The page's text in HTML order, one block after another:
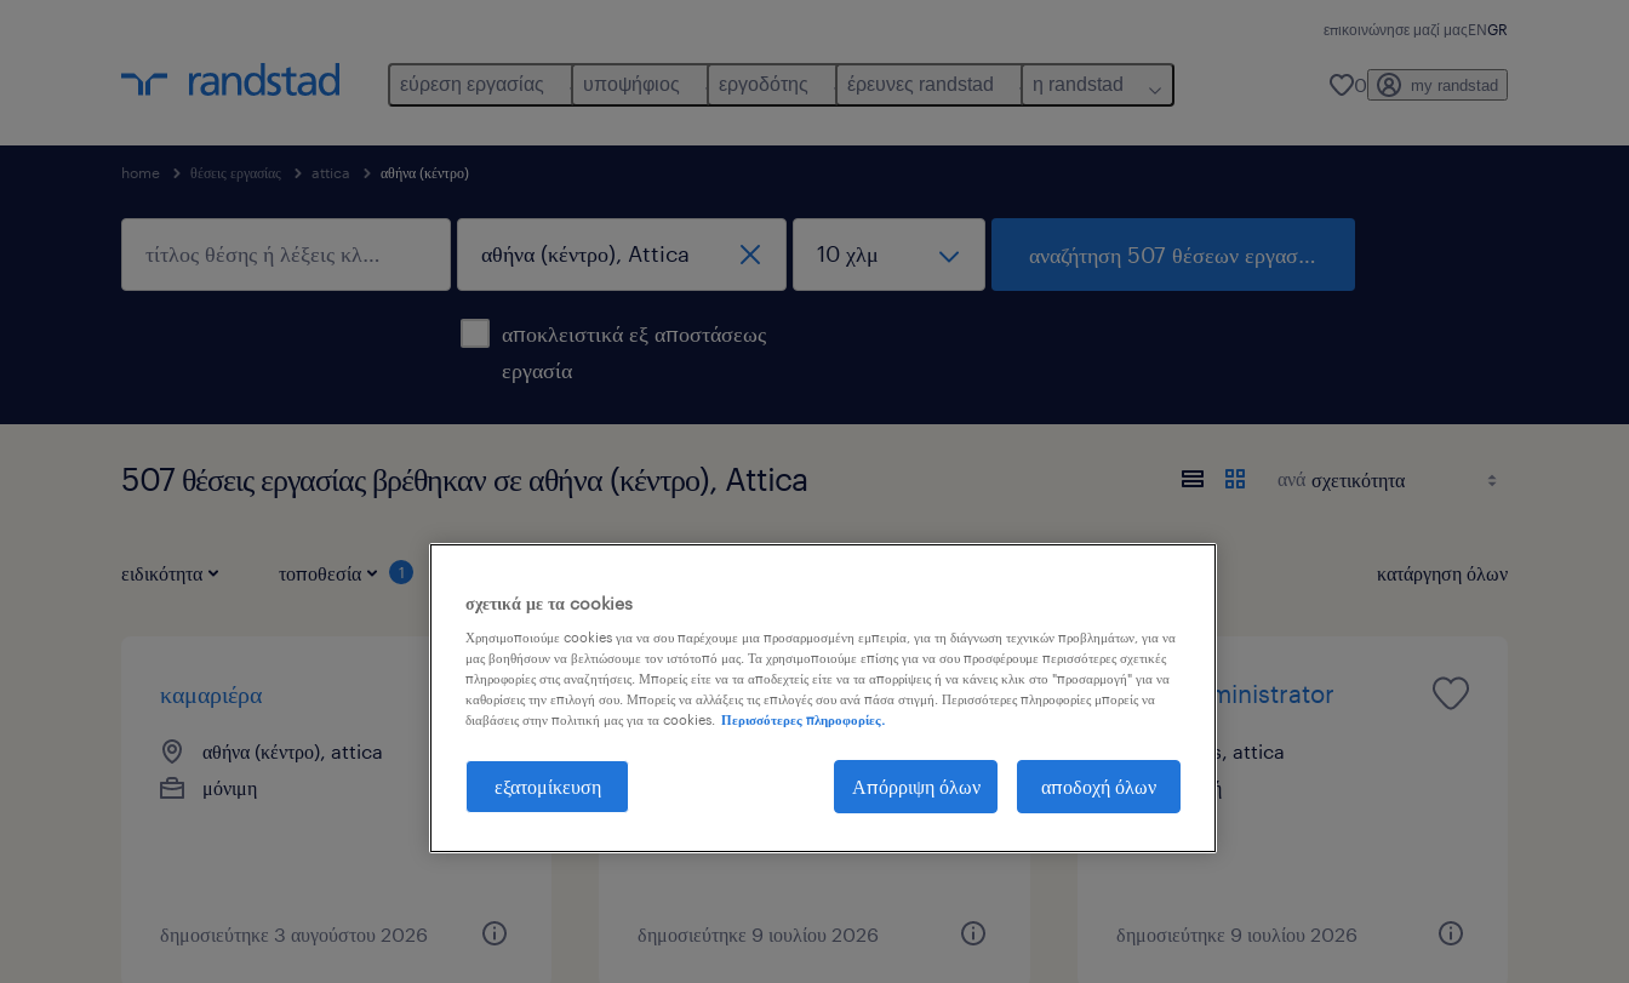
επικοινώνησε μαζί μαςENGR
εύρεση εργασίας υποψήφιος εργοδότης έρευνες randstad η randstad 0 my randstad
home θέσεις εργασίας attica αθήνα (κέντρο)
αποκλειστικά εξ αποστάσεως
εργασία
αναζήτηση 507 θέσεων εργασίας
507 θέσεις εργασίας βρέθηκαν σε αθήνα (κέντρο), Attica ανά
ειδικότητα τοποθεσία 1 κατάργηση όλων
καμαριέρα
αθήνα (κέντρο), attica
μόνιμη
δημοσιεύτηκε 3 αυγούστου 2026
family office assistant
δημοσιεύτηκε 9 ιουλίου 2026
sales administrator
athens, attica
εποχική
δημοσιεύτηκε 9 ιουλίου 2026
σχετικά με τα cookies
Χρησιμοποιούμε cookies για να σου παρέχουμε μια προσαρμοσμένη εμπειρία, για τη διάγνωση τεχνικών προβλημάτων, για να
μας βοηθήσουν να βελτιώσουμε τον ιστότοπό μας. Τα χρησιμοποιούμε επίσης για να σου προσφέρουμε περισσότερες σχετικές
πληροφορίες στις αναζητήσεις. Μπορείς είτε να τα αποδεχτείς είτε να τα απορρίψεις ή να κάνεις κλικ στο "προσαρμογή" για να
καθορίσεις την επιλογή σου. Μπορείς να αλλάξεις τις επιλογές σου ανά πάσα στιγμή. Περισσότερες πληροφορίες μπορείς να
διαβάσεις στην πολιτική μας για τα cookies.
Περισσότερες πληροφορίες.
εξατομίκευση Απόρριψη όλων αποδοχή όλων